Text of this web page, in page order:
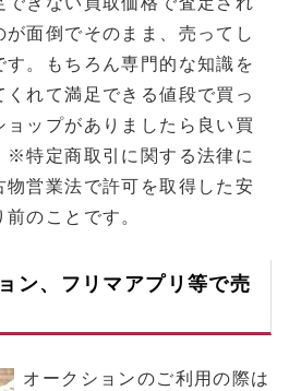
面倒でそのまま、売ってし
す。もちろん専門的な知識を
れて満足できる値段で買っ
ップがありましたら良い買
※特定商取引に関する法律に
営業法で許可を取得した安
のことです。
ン、フリマアプリ等で売
オークションのご利用の際は